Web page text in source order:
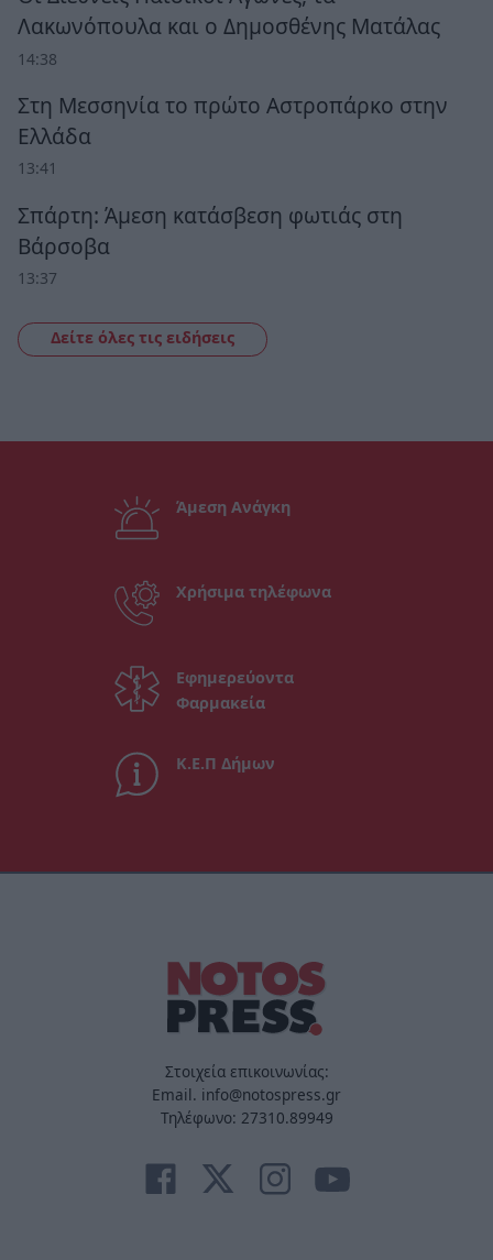
Λακωνόπουλα και ο Δημοσθένης Ματάλας
14:38
Στη Μεσσηνία το πρώτο Αστροπάρκο στην
Ελλάδα
13:41
Σπάρτη: Άμεση κατάσβεση φωτιάς στη
Βάρσοβα
13:37
Δείτε όλες τις ειδήσεις
Άμεση Ανάγκη
Χρήσιμα τηλέφωνα
Εφημερεύοντα
Φαρμακεία
Κ.Ε.Π Δήμων
Στοιχεία επικοινωνίας:
Email. info@notospress.gr
Τηλέφωνο: 27310.89949